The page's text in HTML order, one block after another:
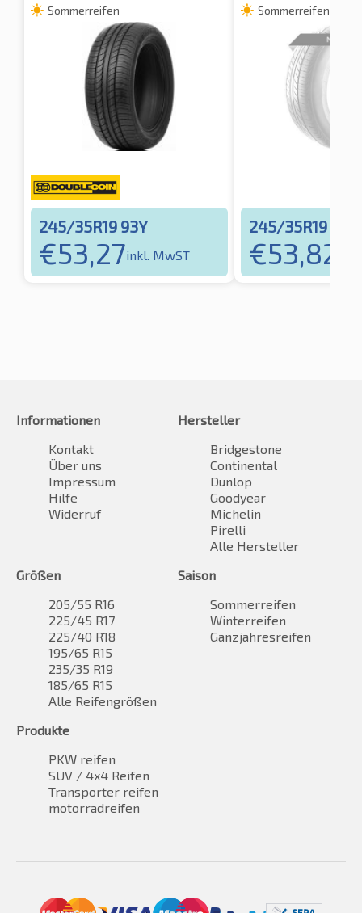
Sommerreifen
245/35R19 93Y
€53,27inkl. MwST
Sommerreifen
245/35R19 93Y
€53,82
Informationen
Kontakt
Über uns
Impressum
Hilfe
Widerruf
Hersteller
Bridgestone
Continental
Dunlop
Goodyear
Michelin
Pirelli
Alle Hersteller
Größen
205/55 R16
225/45 R17
225/40 R18
195/65 R15
235/35 R19
185/65 R15
Alle Reifengrößen
Saison
Sommerreifen
Winterreifen
Ganzjahresreifen
Produkte
PKW reifen
SUV / 4x4 Reifen
Transporter reifen
motorradreifen